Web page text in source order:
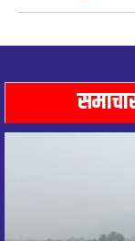
७
८ महिना
८
आज
आज